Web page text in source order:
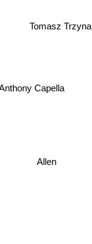
Anthony Capella
Tomasz Trzyna